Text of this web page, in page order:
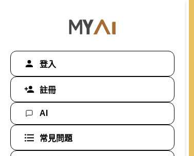
登入
註冊
AI
常見問題